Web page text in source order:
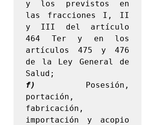
y los previstos en
las fracciones I, II
y III del artículo
464 Ter y en los
artículos 475 y 476
de la Ley General de
f)
Posesión,
portación,
fabricación,
importación y acopio